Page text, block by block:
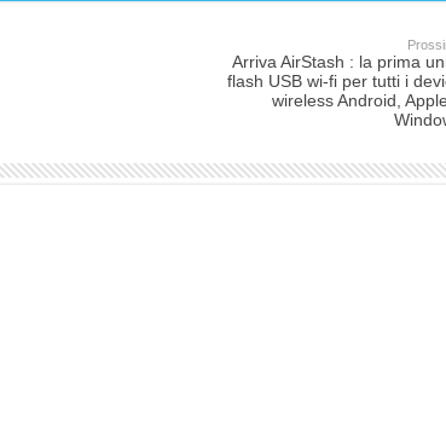
Arriva AirStash : la prima
flash USB wi-fi per tutti i
wireless Android,